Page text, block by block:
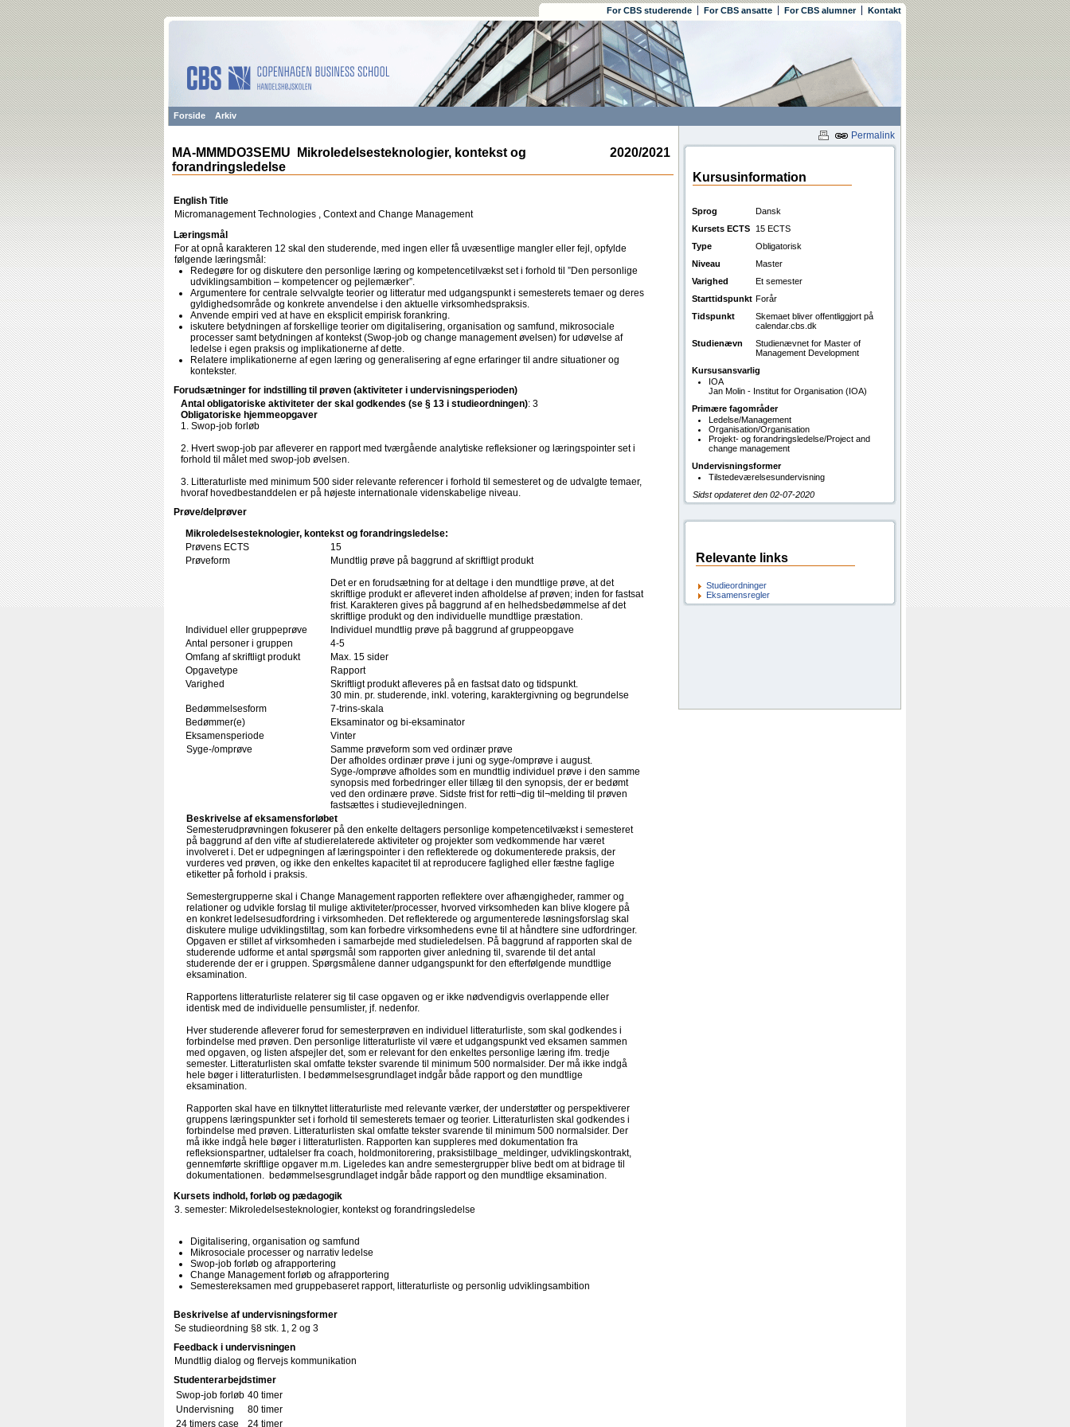
For CBS studerende For CBS ansatte For CBS alumner Kontakt
Forside Arkiv
Permalink
2020/2021
MA-MMMDO3SEMU Mikroledelsesteknologier, kontekst og
forandringsledelse
English Title
Micromanagement Technologies , Context and Change Management
Læringsmål
For at opnå karakteren 12 skal den studerende, med ingen eller få uvæsentlige mangler eller fejl, opfylde
følgende læringsmål:
Redegøre for og diskutere den personlige læring og kompetencetilvækst set i forhold til ”Den personlige
udviklingsambition – kompetencer og pejlemærker”.
Argumentere for centrale selvvalgte teorier og litteratur med udgangspunkt i semesterets temaer og deres
gyldighedsområde og konkrete anvendelse i den aktuelle virksomhedspraksis.
Anvende empiri ved at have en eksplicit empirisk forankring.
iskutere betydningen af forskellige teorier om digitalisering, organisation og samfund, mikrosociale
processer samt betydningen af kontekst (Swop-job og change management øvelsen) for udøvelse af
ledelse i egen praksis og implikationerne af dette.
Relatere implikationerne af egen læring og generalisering af egne erfaringer til andre situationer og
kontekster.
Forudsætninger for indstilling til prøven (aktiviteter i undervisningsperioden)
Antal obligatoriske aktiviteter der skal godkendes (se § 13 i studieordningen): 3
Obligatoriske hjemmeopgaver
1. Swop-job forløb
2. Hvert swop-job par afleverer en rapport med tværgående analytiske refleksioner og læringspointer set i
forhold til målet med swop-job øvelsen.
3. Litteraturliste med minimum 500 sider relevante referencer i forhold til semesteret og de udvalgte temaer,
hvoraf hovedbestanddelen er på højeste internationale videnskabelige niveau.
Prøve/delprøver
Mikroledelsesteknologier, kontekst og forandringsledelse:
Prøvens ECTS
15
Prøveform
Mundtlig prøve på baggrund af skriftligt produkt
Det er en forudsætning for at deltage i den mundtlige prøve, at det
skriftlige produkt er afleveret inden afholdelse af prøven; inden for fastsat
frist. Karakteren gives på baggrund af en helhedsbedømmelse af det
skriftlige produkt og den individuelle mundtlige præstation.
Individuel eller gruppeprøve
Individuel mundtlig prøve på baggrund af gruppeopgave
Antal personer i gruppen
4-5
Omfang af skriftligt produkt
Max. 15 sider
Opgavetype
Rapport
Varighed
Skriftligt produkt afleveres på en fastsat dato og tidspunkt.
30 min. pr. studerende, inkl. votering, karaktergivning og begrundelse
Bedømmelsesform
7-trins-skala
Bedømmer(e)
Eksaminator og bi-eksaminator
Eksamensperiode
Vinter
Syge-/omprøve
Samme prøveform som ved ordinær prøve
Der afholdes ordinær prøve i juni og syge-/omprøve i august.
Syge-/omprøve afholdes som en mundtlig individuel prøve i den samme
synopsis med forbedringer eller tillæg til den synopsis, der er bedømt
ved den ordinære prøve. Sidste frist for retti¬dig til¬melding til prøven
fastsættes i studievejledningen.
Beskrivelse af eksamensforløbet
Semesterudprøvningen fokuserer på den enkelte deltagers personlige kompetencetilvækst i semesteret
på baggrund af den vifte af studierelaterede aktiviteter og projekter som vedkommende har været
involveret i. Det er udpegningen af læringspointer i den reflekterede og dokumenterede praksis, der
vurderes ved prøven, og ikke den enkeltes kapacitet til at reproducere faglighed eller fæstne faglige
etiketter på̊ forhold i praksis.
Semestergrupperne skal i Change Management rapporten reflektere over afhængigheder, rammer og
relationer og udvikle forslag til mulige aktiviteter/processer, hvorved virksomheden kan blive klogere på
en konkret ledelsesudfordring i virksomheden. Det reflekterede og argumenterede løsningsforslag skal
diskutere mulige udviklingstiltag, som kan forbedre virksomhedens evne til at håndtere sine udfordringer.
Opgaven er stillet af virksomheden i samarbejde med studieledelsen. På baggrund af rapporten skal de
studerende udforme et antal spørgsmål som rapporten giver anledning til, svarende til det antal
studerende der er i gruppen. Spørgsmålene danner udgangspunkt for den efterfølgende mundtlige
eksamination.
Rapportens litteraturliste relaterer sig til case opgaven og er ikke nødvendigvis overlappende eller
identisk med de individuelle pensumlister, jf. nedenfor.
Hver studerende afleverer forud for semesterprøven en individuel litteraturliste, som skal godkendes i
forbindelse med prøven. Den personlige litteraturliste vil være et udgangspunkt ved eksamen sammen
med opgaven, og listen afspejler det, som er relevant for den enkeltes personlige læring ifm. tredje
semester. Litteraturlisten skal omfatte tekster svarende til minimum 500 normalsider. Der må ikke indgå
hele bøger i litteraturlisten. I bedømmelsesgrundlaget indgår både rapport og den mundtlige
eksamination.
Rapporten skal have en tilknyttet litteraturliste med relevante værker, der understøtter og perspektiverer
gruppens læringspunkter set i forhold til semesterets temaer og teorier. Litteraturlisten skal godkendes i
forbindelse med prøven. Litteraturlisten skal omfatte tekster svarende til minimum 500 normalsider. Der
må ikke indgå hele bøger i litteraturlisten. Rapporten kan suppleres med dokumentation fra
refleksionspartner, udtalelser fra coach, holdmonitorering, praksistilbage_meldinger, udviklingskontrakt,
gennemførte skriftlige opgaver m.m. Ligeledes kan andre semestergrupper blive bedt om at bidrage til
dokumentationen. bedømmelsesgrundlaget indgår både rapport og den mundtlige eksamination.
Kursets indhold, forløb og pædagogik
3. semester: Mikroledelsesteknologier, kontekst og forandringsledelse
Digitalisering, organisation og samfund
Mikrosociale processer og narrativ ledelse
Swop-job forløb og afrapportering
Change Management forløb og afrapportering
Semestereksamen med gruppebaseret rapport, litteraturliste og personlig udviklingsambition
Beskrivelse af undervisningsformer
Se studieordning §8 stk. 1, 2 og 3
Feedback i undervisningen
Mundtlig dialog og flervejs kommunikation
Studenterarbejdstimer
Swop-job forløb 40 timer
Undervisning
80 timer
24 timers case
24 timer
Kursusinformation
Sprog
Dansk
Kursets ECTS
15 ECTS
Type
Obligatorisk
Niveau
Master
Varighed
Et semester
Starttidspunkt Forår
Tidspunkt
Skemaet bliver offentliggjort på
calendar.cbs.dk
Studienævn
Studienævnet for Master of
Management Development
Kursusansvarlig
IOA
Jan Molin - Institut for Organisation (IOA)
Primære fagområder
Ledelse/Management
Organisation/Organisation
Projekt- og forandringsledelse/Project and
change management
Undervisningsformer
Tilstedeværelsesundervisning
Sidst opdateret den 02-07-2020
Relevante links
Studieordninger
Eksamensregler